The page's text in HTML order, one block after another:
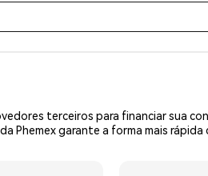
terceiros para financiar sua
Phemex garante a forma mais